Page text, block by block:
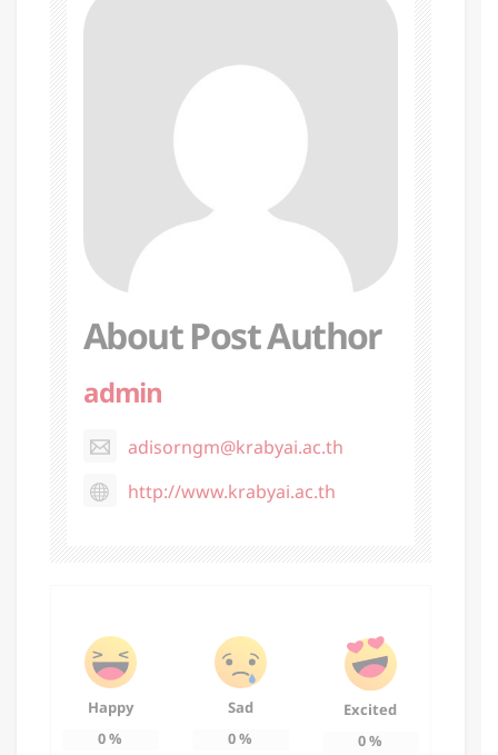
About Post Author
admin
adisorngm@krabyai.ac.th
http://www.krabyai.ac.th
Happy
0%
Sad
0%
Excited
0%